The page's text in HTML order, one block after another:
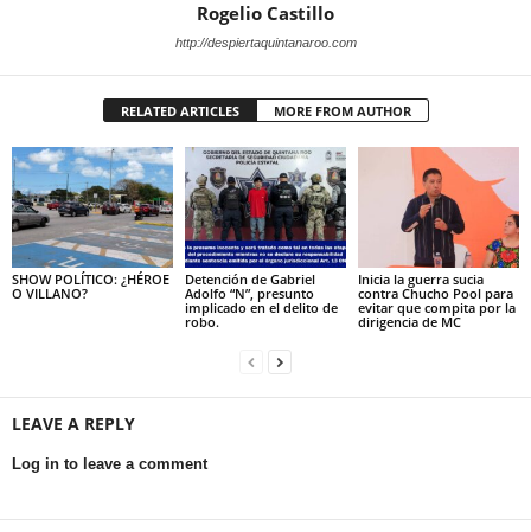
Rogelio Castillo
http://despiertaquintanaroo.com
RELATED ARTICLES MORE FROM AUTHOR
SHOW POLÍTICO: ¿HÉROE
O VILLANO?
Detención de Gabriel
Adolfo “N”, presunto
implicado en el delito de
robo.
Inicia la guerra sucia
contra Chucho Pool para
evitar que compita por la
dirigencia de MC
LEAVE A REPLY
Log in to leave a comment